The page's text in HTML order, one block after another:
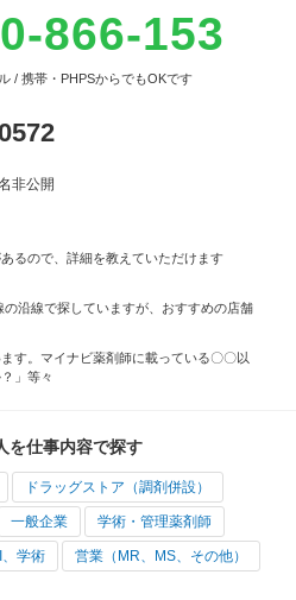
866-153
/ 携帯・PHPSからでもOKです
非公開
るので、詳細を教えていただけます
の沿線で探していますが、おすすめの店舗
す。マイナビ薬剤師に載っている〇〇以
」等々
を仕事内容で探す
ドラッグストア（調剤併設）
一般企業 学術・管理薬剤師
学術 営業（MR、MS、その他）